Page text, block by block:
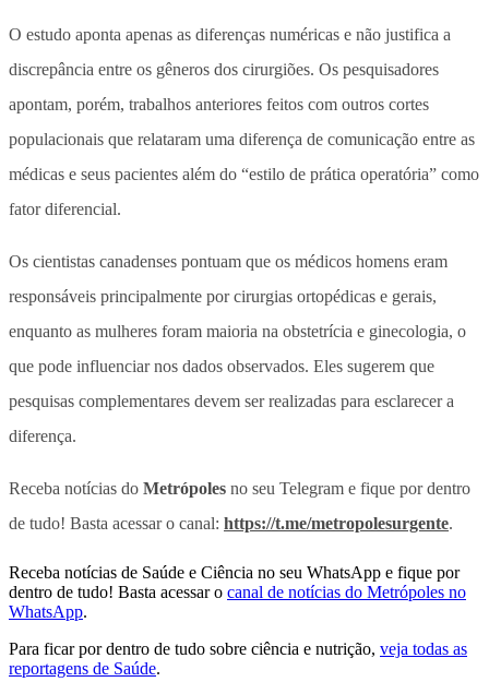
O estudo aponta apenas as diferenças numéricas e não justifica a
discrepância entre os gêneros dos cirurgiões. Os pesquisadores
apontam, porém, trabalhos anteriores feitos com outros cortes
populacionais que relataram uma diferença de comunicação entre as
médicas e seus pacientes além do “estilo de prática operatória” como
fator diferencial.
Os cientistas canadenses pontuam que os médicos homens eram
responsáveis principalmente por cirurgias ortopédicas e gerais,
enquanto as mulheres foram maioria na obstetrícia e ginecologia, o
que pode influenciar nos dados observados. Eles sugerem que
pesquisas complementares devem ser realizadas para esclarecer a
diferença.
Receba notícias do Metrópoles no seu Telegram e fique por dentro
de tudo! Basta acessar o canal: https://t.me/metropolesurgente.
Receba notícias de Saúde e Ciência no seu WhatsApp e fique por
dentro de tudo! Basta acessar o canal de notícias do Metrópoles no
WhatsApp.
Para ficar por dentro de tudo sobre ciência e nutrição, veja todas as
reportagens de Saúde.